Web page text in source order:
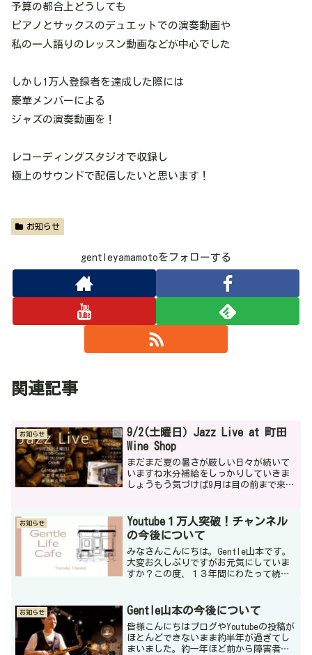
予算の都合上どうしても
ピアノとサックスのデュエットでの演奏動画や
私の一人語りのレッスン動画などが中心でした
しかし1万人登録者を達成した際には
豪華メンバーによる
ジャズの演奏動画を！
レコーディングスタジオで収録し
極上のサウンドで配信したいと思います！
お知らせ
gentleyamamotoをフォローする
関連記事
お知らせ
9/2(土曜日）Jazz Live at 町田
Wine Shop
まだまだ夏の暑さが厳しい日々が続いて
いますね水分補給をしっかりしていきま
しょうもう気づけば9月は目の前まで来て
Wine Shop Un petite peu（アンプ...
お知らせ
Youtube１万人突破！チャンネル
の今後について
みなさんこんにちは。Gentle山本です。
大変お久しぶりですがお元気にしていま
すか？この度、１３年間にわたって続け
1万人突破いたしました！...
お知らせ Gentle山本の今後について
皆様こんにちはブログやYoutubeの投稿が
ほとんどできないまま約半年が過ぎてし
まいました。約一年ほど前から障害者を